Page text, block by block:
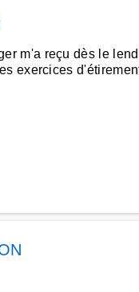
m'a reçu dès le
exercices